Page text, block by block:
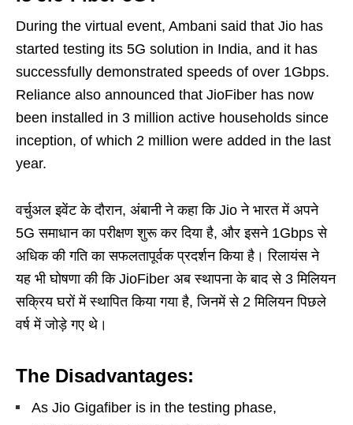
During the virtual event, Ambani said that Jio has
started testing its 5G solution in India, and it has
successfully demonstrated speeds of over 1Gbps.
Reliance also announced that JioFiber has now
been installed in 3 million active households since
inception, of which 2 million were added in the last
year.
वर्चुअल इवेंट के दौरान, अंबानी ने कहा कि Jio ने भारत में अपने
5G समाधान का परीक्षण शुरू कर दिया है, और इसने 1Gbps से
अधिक की गति का सफलतापूर्वक प्रदर्शन किया है। रिलायंस ने
यह भी घोषणा की कि JioFiber अब स्थापना के बाद से 3 मिलियन
सक्रिय घरों में स्थापित किया गया है, जिनमें से 2 मिलियन पिछले
वर्ष में जोड़े गए थे।
The Disadvantages:
As Jio Gigafiber is in the testing phase,